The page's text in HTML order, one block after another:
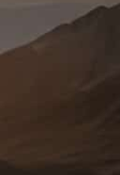
את
האפשרויות